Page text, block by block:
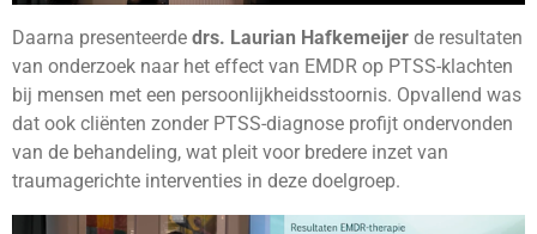
Daarna presenteerde drs. Laurian Hafkemeijer de resultaten
van onderzoek naar het effect van EMDR op PTSS-klachten
bij mensen met een persoonlijkheidsstoornis. Opvallend was
dat ook cliënten zonder PTSS-diagnose profijt ondervonden
van de behandeling, wat pleit voor bredere inzet van
traumagerichte interventies in deze doelgroep.